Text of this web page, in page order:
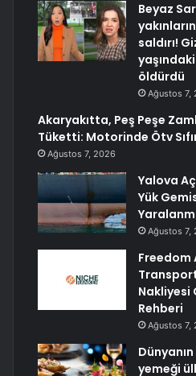
Beyaz
saldırı!
öldürdü
Ağustos 7,
Akaryakıtta, Peş Peşe
Tüketti: Motorinde Ötv
Ağustos 7, 2026
Yalova
Yük
Ağustos 7,
Freedom
Nakliyesi
Rehberi
Ağustos 7,
yemeği